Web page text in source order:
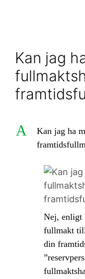
Kan jag
A
Kan jag ha
Nej, enligt
fullmakt
din